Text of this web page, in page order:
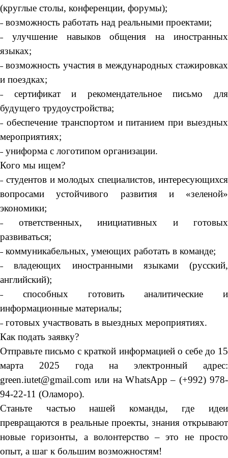
(круглые столы, конференции, форумы);
˗ возможность работать над реальными проектами;
˗ улучшение навыков общения на иностранных
языках;
˗ возможность участия в международных стажировках
и поездках;
˗ сертификат и рекомендательное письмо для
будущего трудоустройства;
˗ обеспечение транспортом и питанием при выездных
мероприятиях;
˗ униформа с логотипом организации.
Кого мы ищем?
˗ студентов и молодых специалистов, интересующихся
вопросами устойчивого развития и «зеленой»
экономики;
˗ ответственных, инициативных и готовых
развиваться;
˗ коммуникабельных, умеющих работать в команде;
˗ владеющих иностранными языками (русский,
английский);
˗ способных готовить аналитические и
информационные материалы;
˗ готовых участвовать в выездных мероприятиях.
Как подать заявку?
Отправьте письмо с краткой информацией о себе до 15
марта 2025 года на электронный адрес:
green.iutet@gmail.com или на WhatsApp – (+992) 978-
94-22-11 (Оламоро).
Станьте частью нашей команды, где идеи
превращаются в реальные проекты, знания открывают
новые горизонты, а волонтерство – это не просто
опыт, а шаг к большим возможностям!